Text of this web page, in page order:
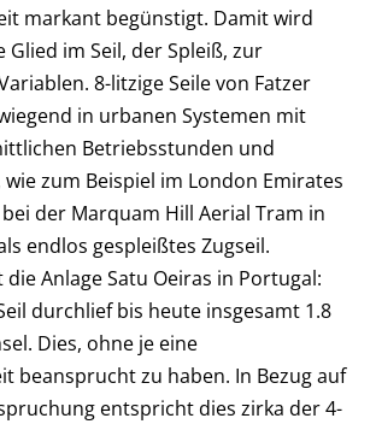
markant begünstigt. Damit wird
Glied im Seil, der Spleiß, zur
8-litzige Seile von Fatzer
in urbanen Systemen mit
Betriebsstunden und
wie zum Beispiel im London Emirates
der Marquam Hill Aerial Tram in
endlos gespleißtes Zugseil.
Anlage Satu Oeiras in Portugal:
durchlief bis heute insgesamt 1.8
Dies, ohne je eine
beansprucht zu haben. In Bezug auf
entspricht dies zirka der 4-